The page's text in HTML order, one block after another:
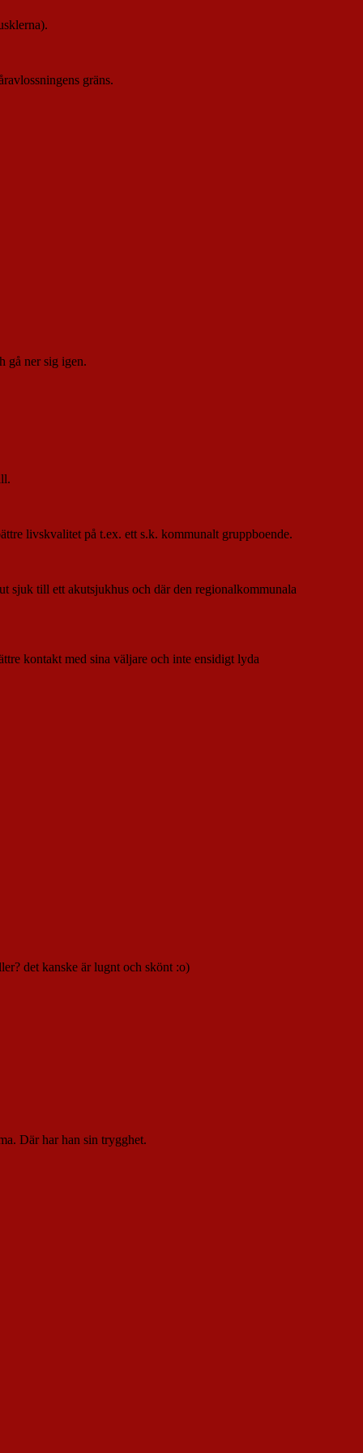
gräns.
gå ner sig igen.
livskvalitet på t.ex. ett s.k. kommunalt gruppboende.
sjuk till ett akutsjukhus och där den regionalkommunala
kontakt med sina väljare och inte ensidigt lyda
det kanske är lugnt och skönt :o)
Där har han sin trygghet.